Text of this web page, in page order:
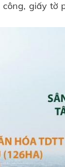
giấy tờ